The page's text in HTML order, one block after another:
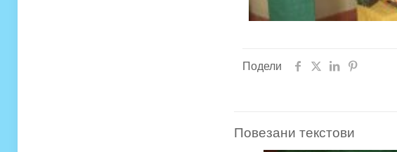
Подели
Повезани текстови